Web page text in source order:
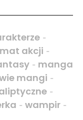
-
akcji -
- manga
mangi -
-
- wampir -